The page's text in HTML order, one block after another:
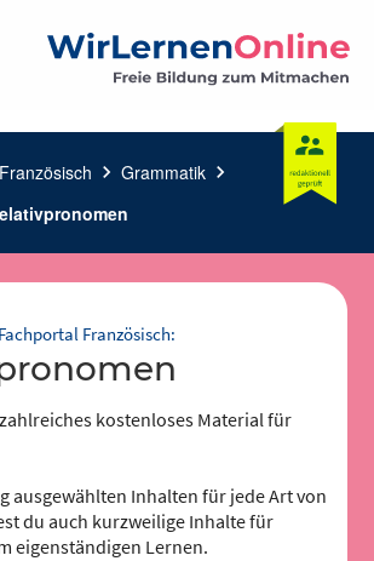
Französisch chevron_right Grammatik chevron_right
Französisch:
kostenloses Material für
ausgewählten Inhalten für jede Art von
du auch kurzweilige Inhalte für
eigenständigen Lernen.